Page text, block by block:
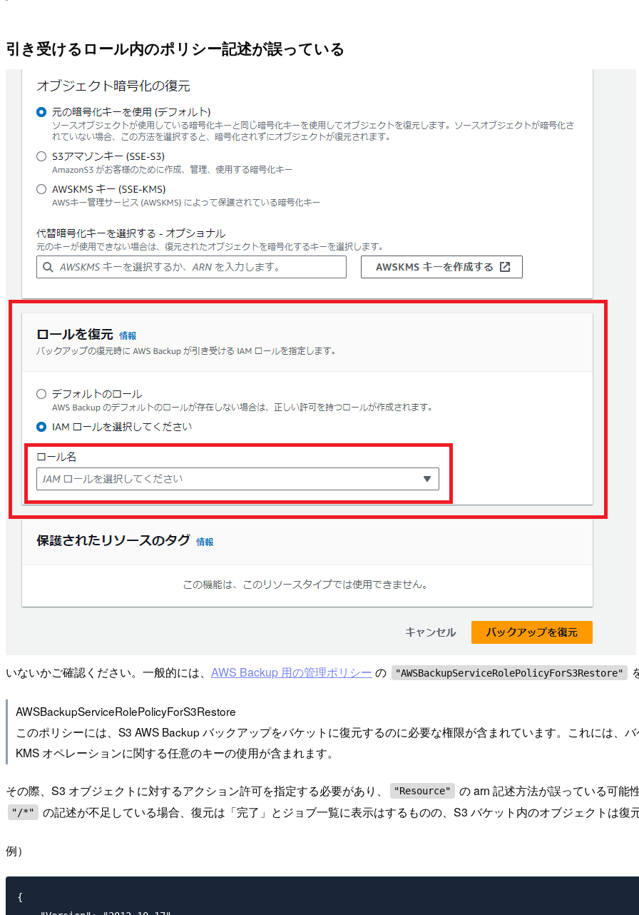
引き受けるロール内のポリシー記述が誤っている
いないかご確認ください。一般的には、 AWS Backup 用の管理ポリシー の "AWSBackupServiceRolePolicyForS3Restore"
AWSBackupServiceRolePolicyForS3Restore
このポリシーには、S3 AWS Backup バックアップをバケットに復元するのに必要な権限が含まれています。これには、
KMS オペレーションに関する任意のキーの使用が含まれます。
その際、S3 オブジェクトに対するアクション許可を指定する必要があり、 "Resource" の arn 記述方法が誤っている可能
"/*" の記述が不足している場合、復元は「完了」とジョブ一覧に表示はするものの、S3 バケット内のオブジェクトは復
例）
{